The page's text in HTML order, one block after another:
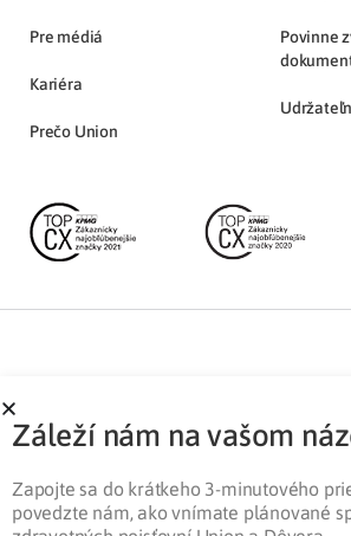
Pre médiá
Kariéra
Prečo Union
Povinne
Partnerská zóna
Záleží nám na vašom
Zapojte sa do krátkeho 3-minutového
povedzte nám, ako vnímate plánované